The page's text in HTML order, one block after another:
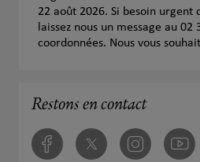
22 août 2026. Si besoin urgent
laissez nous un message au 02
coordonnées. Nous vous
Restons en contact
FacebookTwitter InstagramYoutube